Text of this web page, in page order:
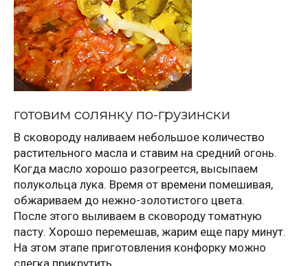
готовим солянку по-грузински
В сковороду наливаем небольшое количество
растительного масла и ставим на средний огонь.
Когда масло хорошо разогреется, высыпаем
полукольца лука. Время от времени помешивая,
обжариваем до нежно-золотистого цвета.
После этого выливаем в сковороду томатную
пасту. Хорошо перемешав, жарим еще пару минут.
На этом этапе приготовления конфорку можно